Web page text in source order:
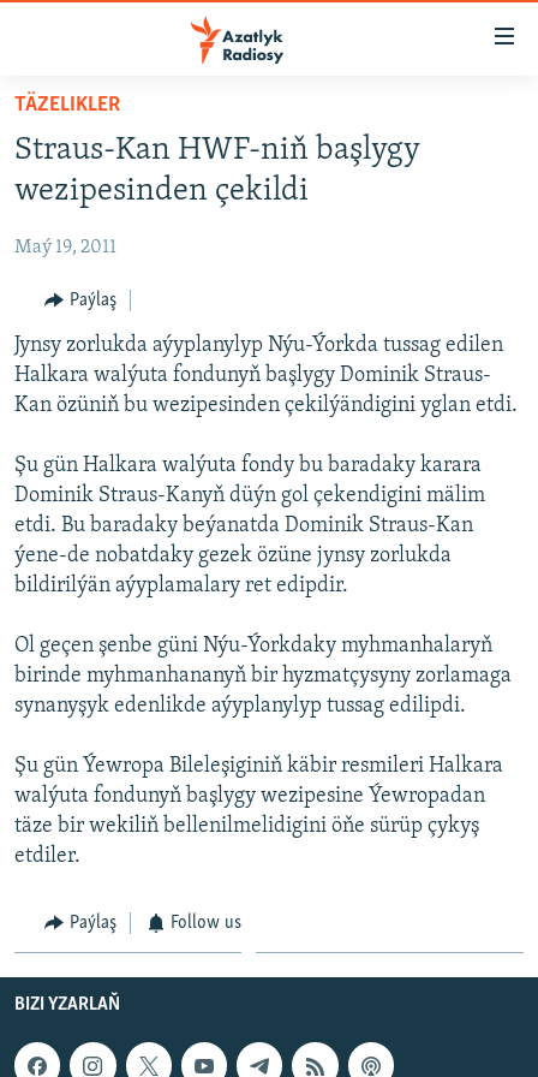
Esasy
dolan
Esasy
nawigasiýa
dolan
dolan
HALKARA
MULTIMEDIA
AZATLYK WIDEO
AZAT ADALGA
PETIKLENEN WEBSAÝTA GIRMEGIŇ ÝOLLARY
Русский
AÝ/AR-nyň ähli saýtlary
TÄZELIKLER
Straus-Kan HWF-niň başlygy
wezipesinden çekildi
Maý 19, 2011
Paýlaş
Jynsy zorlukda aýyplanylyp Nýu-Ýorkda tussag edilen
Halkara walýuta fondunyň başlygy Dominik Straus-
Kan özüniň bu wezipesinden çekilýändigini yglan etdi.
Şu gün Halkara walýuta fondy bu baradaky karara
Dominik Straus-Kanyň düýn gol çekendigini mälim
etdi. Bu baradaky beýanatda Dominik Straus-Kan
ýene-de nobatdaky gezek özüne jynsy zorlukda
bildirilýän aýyplamalary ret edipdir.
Ol geçen şenbe güni Nýu-Ýorkdaky myhmanhalaryň
birinde myhmanhananyň bir hyzmatçysyny zorlamaga
synanyşyk edenlikde aýyplanylyp tussag edilipdi.
Şu gün Ýewropa Bileleşiginiň käbir resmileri Halkara
walýuta fondunyň başlygy wezipesine Ýewropadan
täze bir wekiliň bellenilmelidigini öňe sürüp çykyş
etdiler.
Paýlaş Follow us
BIZI YZARLAŇ